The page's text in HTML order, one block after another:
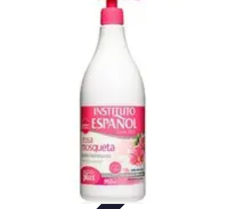
Consejos de Aprendizaje
Educación OnlineAprendizaje de Idiomas
Formación en Español